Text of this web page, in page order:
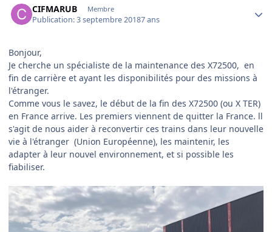
CIFMARUB Membre
Publication:3 septembre 20187 ans
Bonjour,
Je cherche un spécialiste de la maintenance des X72500, en
fin de carrière et ayant les disponibilités pour des missions à
l'étranger.
Comme vous le savez, le début de la fin des X72500 (ou X TER)
en France arrive. Les premiers viennent de quitter la France. ll
s'agit de nous aider à reconvertir ces trains dans leur nouvelle
vie à l'étranger (Union Européenne), les maintenir, les
adapter à leur nouvel environnement, et si possible les
fiabiliser.